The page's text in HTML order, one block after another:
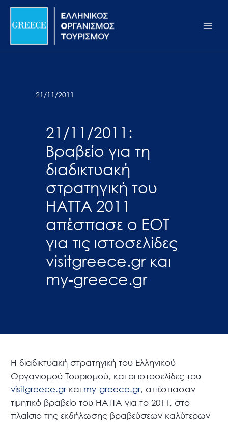
Σημείωση:
ιστότοπος
προσβασιμότητας.
Μετάβαση
περιεχόμενο
21/11/2011
21/11/2011:
Βραβείο για τη
διαδικτυακή
στρατηγική του
ΗΑΤΤΑ 2011
απέσπασε ο ΕΟΤ
για τις ιστοσελίδες
visitgreece.gr και
my-greece.gr
Η διαδικτυακή στρατηγική του Ελληνικού
Οργανισμού Τουρισμού, και οι ιστοσελίδες του
visitgreece.grκαι my-greece.gr, απέσπασαν
τιμητικό βραβείο του ΗΑΤΤΑ για το 2011, στο
πλαίσιο της εκδήλωσης βραβεύσεων καλύτερων